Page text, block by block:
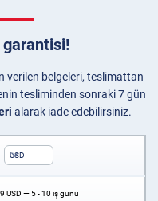
verilen belgeleri, teslimattan
tesliminden sonraki 7 gün
alarak iade edebilirsiniz.
USD
USD — 5 - 10 iş günü